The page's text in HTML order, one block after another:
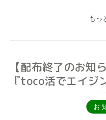
もっ
【配布終了のお知
『toco活でエイジ
お